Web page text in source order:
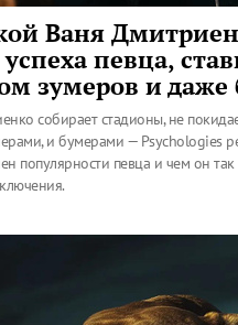
Ваня
успеха певца,
зумеров и даже
собирает стадионы, не
и бумерами — Psychologies
популярности певца и чем он так